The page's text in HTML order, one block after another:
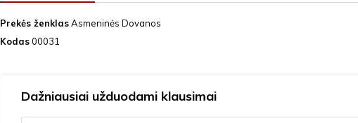
Prekės ženklasAsmeninės Dovanos
Kodas00031
Dažniausiai užduodami klausimai